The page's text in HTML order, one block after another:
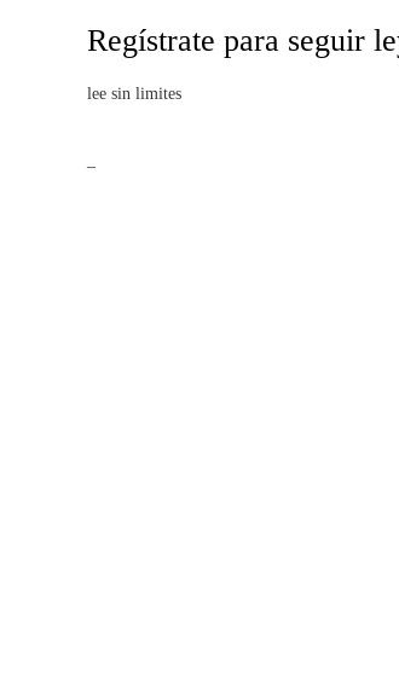
Regístrate para seguir
lee sin limites